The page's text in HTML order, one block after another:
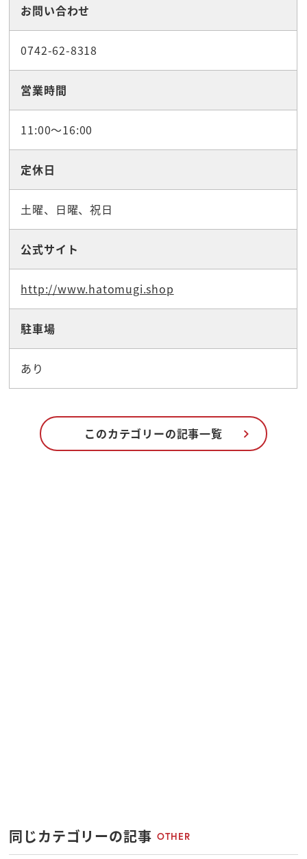
お問い合わせ
0742-62-8318
営業時間
11:00～16:00
定休日
土曜、日曜、祝日
公式サイト
http://www.hatomugi.shop
駐車場
あり
このカテゴリーの記事一覧
同じカテゴリーの記事 OTHER